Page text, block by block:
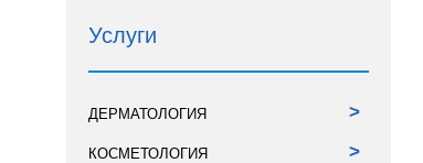
Услуги
ДЕРМАТОЛОГИЯ >
КОСМЕТОЛОГИЯ >